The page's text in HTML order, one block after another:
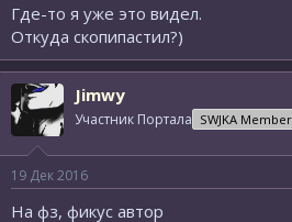
Где-то я уже это видел.
Откуда скопипастил?)
Jimwy
Участник Портала SWJKA Member
19 Дек 2016
На фз, фикус автор